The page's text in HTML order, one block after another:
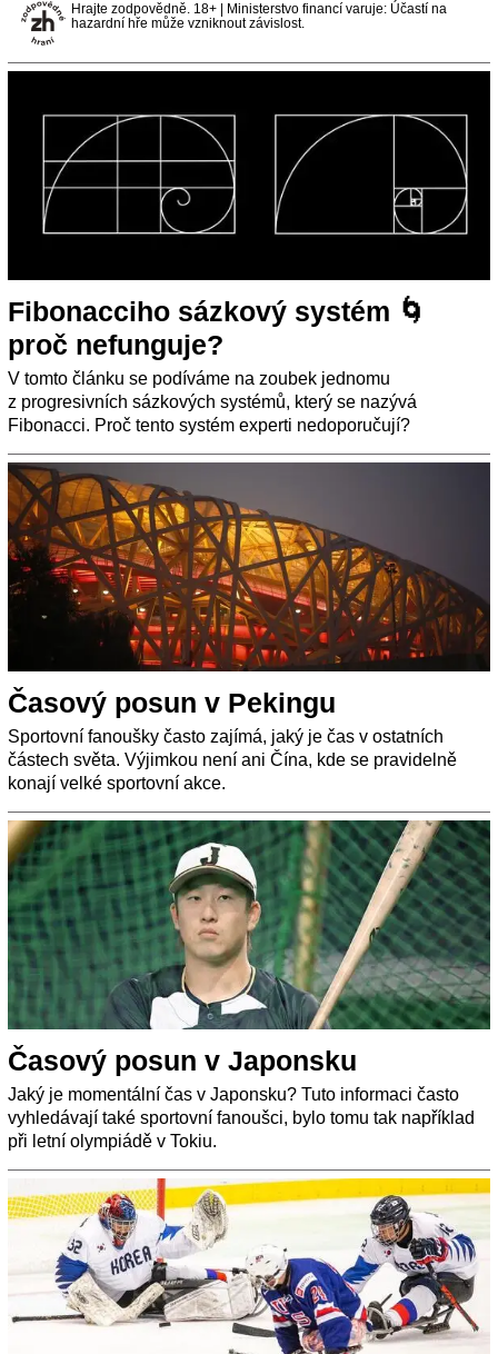
Hrajte zodpovědně. 18+ | Ministerstvo financí varuje: Účastí na
hazardní hře může vzniknout závislost.
Fibonacciho sázkový systém 🌀
proč nefunguje?
V tomto článku se podíváme na zoubek jednomu
z progresivních sázkových systémů, který se nazývá
Fibonacci. Proč tento systém experti nedoporučují?
Časový posun v Pekingu
Sportovní fanoušky často zajímá, jaký je čas v ostatních
částech světa. Výjimkou není ani Čína, kde se pravidelně
konají velké sportovní akce.
Časový posun v Japonsku
Jaký je momentální čas v Japonsku? Tuto informaci často
vyhledávají také sportovní fanoušci, bylo tomu tak například
při letní olympiádě v Tokiu.